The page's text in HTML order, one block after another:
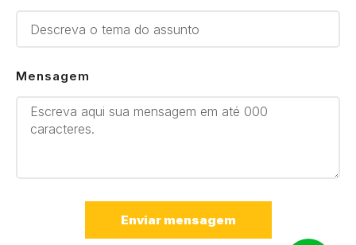
Mensagem
Enviar mensagem